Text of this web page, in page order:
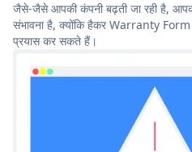
जैसे-जैसे आपकी कंपनी बढ़ती जा रही है,
संभावना है, क्योंकि हैकर Warranty Form
प्रयास कर सकते हैं।